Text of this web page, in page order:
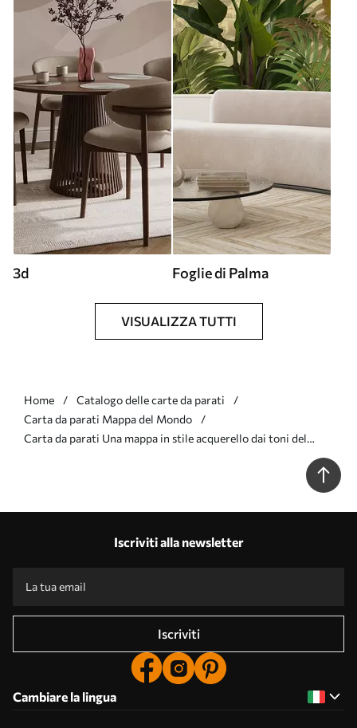
3d Foglie di Palma
VISUALIZZA TUTTI
Home
Catalogo delle carte da parati
Carta da parati Mappa del Mondo
Carta da parati Una mappa in stile acquerello dai toni del
Iscriviti alla newsletter
Iscriviti
Cambiare la lingua